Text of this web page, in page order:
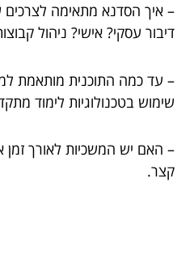
– איך הסדנא מתאימה
דיבור עסקי? אישי? ניהול
– עד כמה התוכנית מותאמת
שימוש בטכנולוגיות לימוד
– האם יש המשכיות לאורך זמן
קצר.